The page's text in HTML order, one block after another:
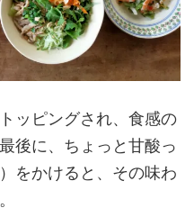
ッピングされ、食感の
後に、ちょっと甘酸っ
をかけると、その味わ